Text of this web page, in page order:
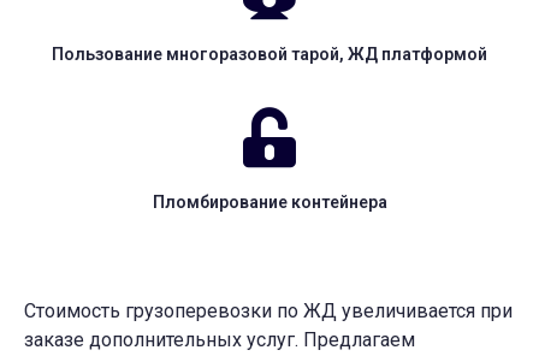
Пользование многоразовой тарой, ЖД платформой
Пломбирование контейнера
Стоимость грузоперевозки по ЖД увеличивается при
заказе дополнительных услуг. Предлагаем